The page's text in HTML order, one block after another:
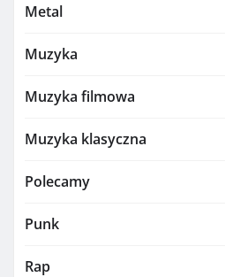
Metal
Muzyka
Muzyka filmowa
Muzyka klasyczna
Polecamy
Punk
Rap